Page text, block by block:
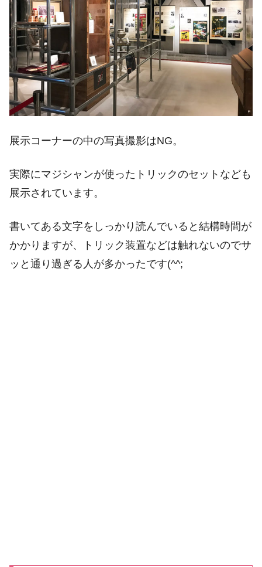
展示コーナーの中の写真撮影はNG。
実際にマジシャンが使ったトリックのセットなども
展示されています。
書いてある文字をしっかり読んでいると結構時間が
かかりますが、トリック装置などは触れないのでサ
ッと通り過ぎる人が多かったです(^^;